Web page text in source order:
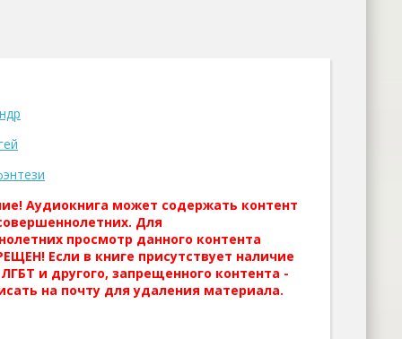
Аудиокнига может содержать контент
Для
просмотр данного контента
Если в книге присутствует наличие
и другого, запрещенного контента -
на почту для удаления материала.